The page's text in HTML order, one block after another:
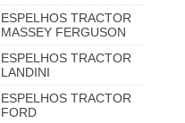
ESPELHOS TRACTOR
MASSEY FERGUSON
ESPELHOS TRACTOR
LANDINI
ESPELHOS TRACTOR
FORD